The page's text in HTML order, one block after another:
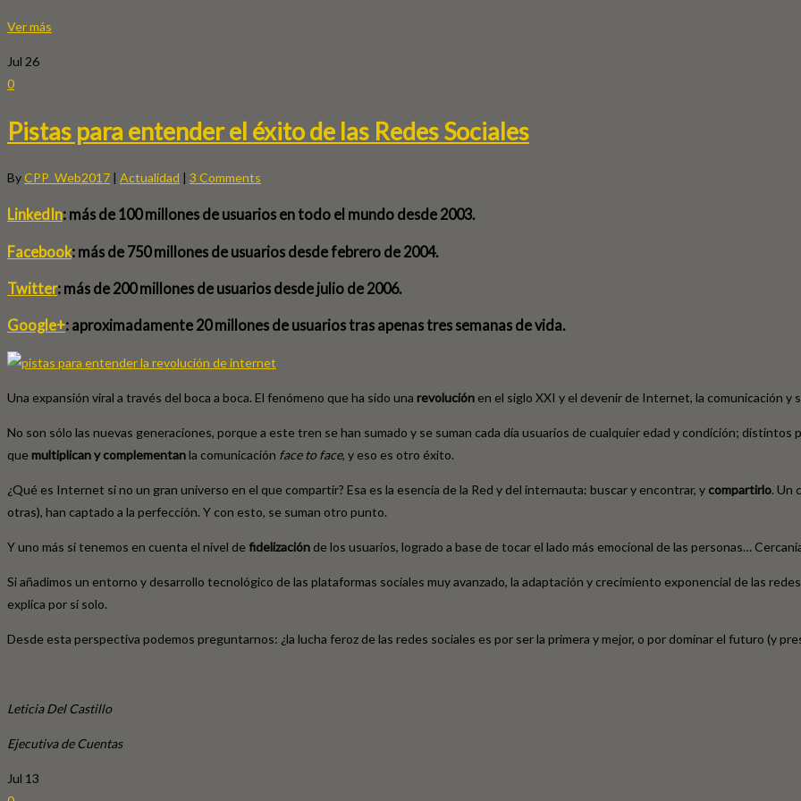
Ver más
Jul 26
0
Pistas para entender el éxito de las Redes Sociales
ByCPP_Web2017 | Actualidad | 3 Comments
LinkedIn: más de 100 millones de usuarios en todo el mundo desde 2003.
Facebook: más de 750 millones de usuarios desde febrero de 2004.
Twitter: más de 200 millones de usuarios desde julio de 2006.
Google+: aproximadamente 20 millones de usuarios tras apenas tres semanas de vida.
Una expansión viral a través del boca a boca. El fenómeno que ha sido una revolución en el siglo XXI y el devenir de Internet, la comunicación
No son sólo las nuevas generaciones, porque a este tren se han sumado y se suman cada día usuarios de cualquier edad y condición;
que multiplican y complementanla comunicación face to face, y eso es otro éxito.
¿Qué es Internet si no un gran universo en el que compartir? Esa es la esencia de la Red y del internauta: buscar y encontrar, y compartirlo. Un
otras), han captado a la perfección. Y con esto, se suman otro punto.
Y uno más si tenemos en cuenta el nivel de fidelización de los usuarios, logrado a base de tocar el lado más emocional de las personas…
Si añadimos un entorno y desarrollo tecnológico de las plataformas sociales muy avanzado, la adaptación y crecimiento exponencial de las
explica por sí solo.
Desde esta perspectiva podemos preguntarnos: ¿la lucha feroz de las redes sociales es por ser la primera y mejor, o por dominar el futuro (y
Leticia Del Castillo
Ejecutiva de Cuentas
Jul 13